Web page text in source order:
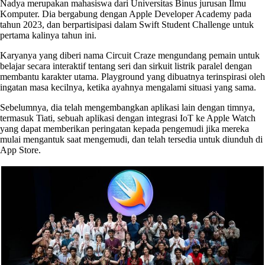
Nadya merupakan mahasiswa dari Universitas Binus jurusan Ilmu
Komputer. Dia bergabung dengan Apple Developer Academy pada
tahun 2023, dan berpartisipasi dalam Swift Student Challenge untuk
pertama kalinya tahun ini.
Karyanya yang diberi nama Circuit Craze mengundang pemain untuk
belajar secara interaktif tentang seri dan sirkuit listrik paralel dengan
membantu karakter utama. Playground yang dibuatnya terinspirasi oleh
ingatan masa kecilnya, ketika ayahnya mengalami situasi yang sama.
Sebelumnya, dia telah mengembangkan aplikasi lain dengan timnya,
termasuk Tiati, sebuah aplikasi dengan integrasi IoT ke Apple Watch
yang dapat memberikan peringatan kepada pengemudi jika mereka
mulai mengantuk saat mengemudi, dan telah tersedia untuk diunduh di
App Store.